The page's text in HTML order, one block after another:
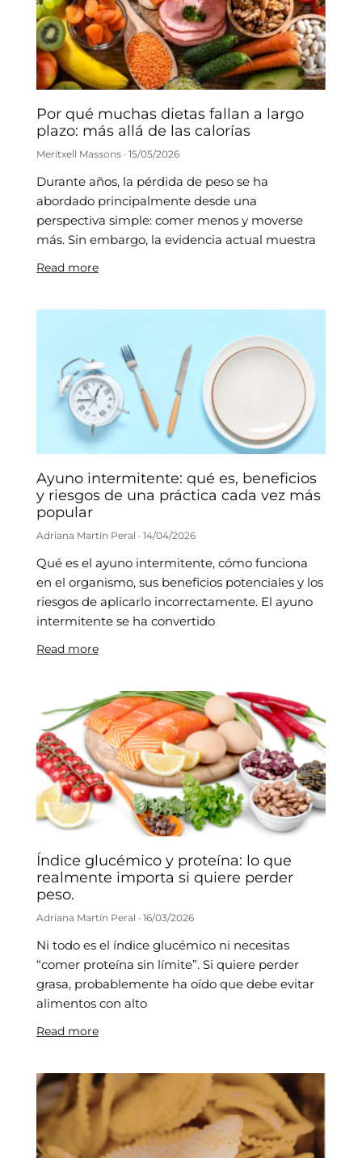
Por qué muchas dietas fallan a largo
plazo: más allá de las calorías
Meritxell Massons 15/05/2026
Durante años, la pérdida de peso se ha
abordado principalmente desde una
perspectiva simple: comer menos y moverse
más. Sin embargo, la evidencia actual muestra
Read more
Ayuno intermitente: qué es, beneficios
y riesgos de una práctica cada vez más
popular
Adriana Martín Peral 14/04/2026
Qué es el ayuno intermitente, cómo funciona
en el organismo, sus beneficios potenciales y los
riesgos de aplicarlo incorrectamente. El ayuno
intermitente se ha convertido
Read more
Índice glucémico y proteína: lo que
realmente importa si quiere perder
peso.
Adriana Martín Peral 16/03/2026
Ni todo es el índice glucémico ni necesitas
“comer proteína sin límite”. Si quiere perder
grasa, probablemente ha oído que debe evitar
alimentos con alto
Read more